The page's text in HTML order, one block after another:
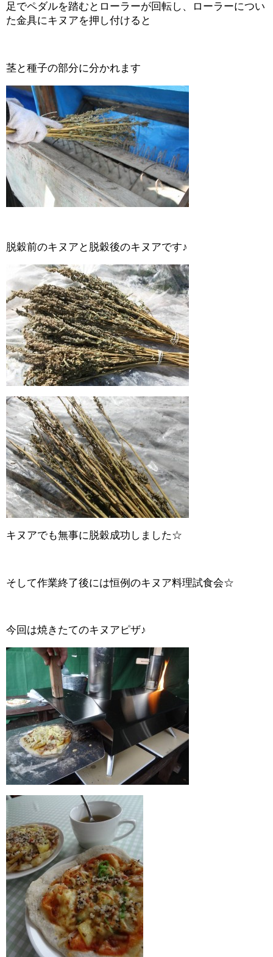
足でペダルを踏むとローラーが回転し、ローラーについ
た金具にキヌアを押し付けると
茎と種子の部分に分かれます
脱穀前のキヌアと脱穀後のキヌアです♪
キヌアでも無事に脱穀成功しました☆
そして作業終了後には恒例のキヌア料理試食会☆
今回は焼きたてのキヌアピザ♪